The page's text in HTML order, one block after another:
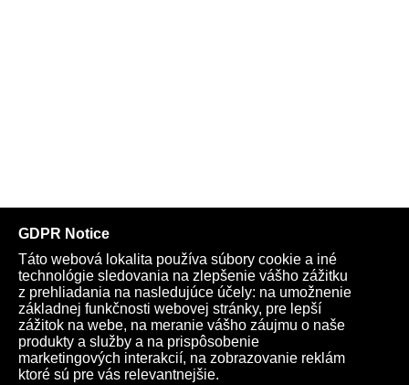
Telegram Youtube Facebook
Archív
Obchod
TV Kardio Podporte nás
Všeobecné podmienky